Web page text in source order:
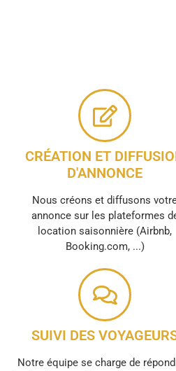
CRÉATION ET
D'ANNONCE
Nous créons et diffusons
annonce sur les plateformes
location saisonnière (Airbnb,
Booking.com, ...)
SUIVI DES
Notre équipe se charge de